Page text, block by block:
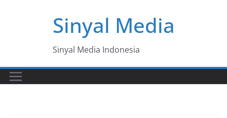
Sinyal Media
Sinyal Media Indonesia